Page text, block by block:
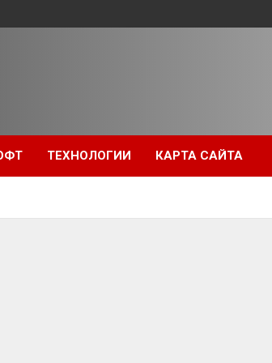
ТЕХНОЛОГИИ КАРТА САЙТА